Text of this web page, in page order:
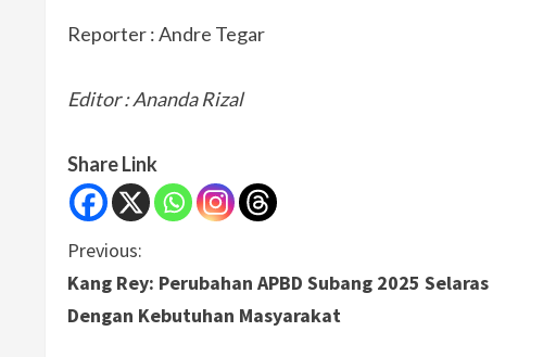
Reporter : Andre Tegar
Editor : Ananda Rizal
Share Link
C
o
Previous:
Kang Rey: Perubahan APBD Subang 2025 Selaras
Dengan Kebutuhan Masyarakat